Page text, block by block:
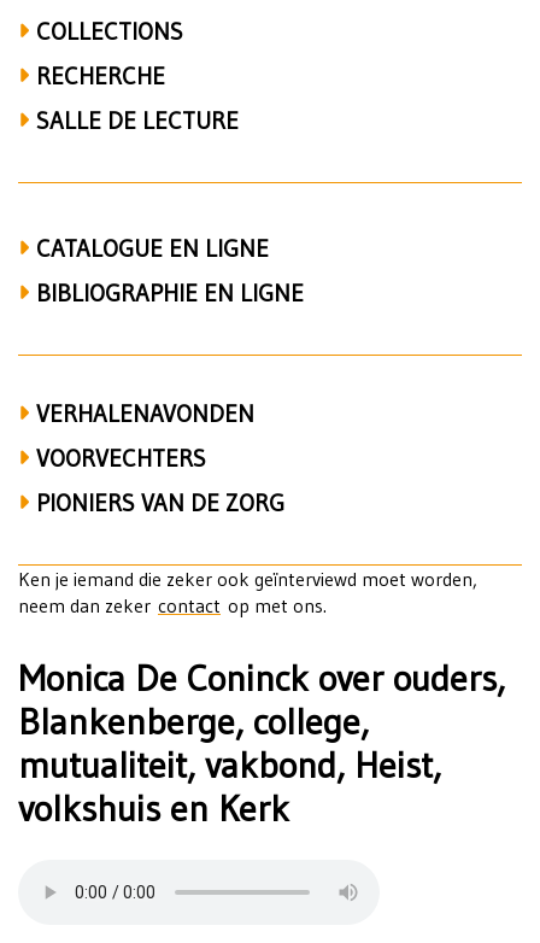
college,
mutualiteit,
vakbond,
en
Kerk
COLLECTIONS
RECHERCHE
SALLE DE LECTURE
CATALOGUE EN LIGNE
BIBLIOGRAPHIE EN LIGNE
VERHALENAVONDEN
VOORVECHTERS
PIONIERS VAN DE ZORG
Ken je iemand die zeker ook geïnterviewd moet worden,
neem dan zeker contact op met ons.
Monica De Coninck over ouders,
Blankenberge, college,
mutualiteit, vakbond, Heist,
volkshuis en Kerk